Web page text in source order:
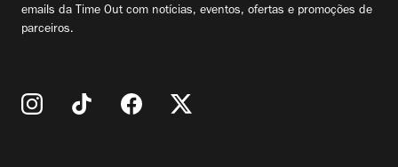
emails da Time Out com notícias, eventos, ofertas e promoções de
parceiros.